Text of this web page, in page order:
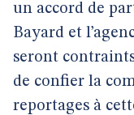
un accord de
Bayard et
seront
de confier la
reportages à